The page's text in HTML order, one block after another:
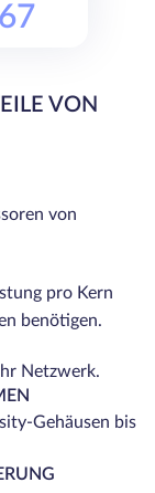
67
VON
von
pro Kern
benötigen.
Netzwerk.
Gehäusen bis